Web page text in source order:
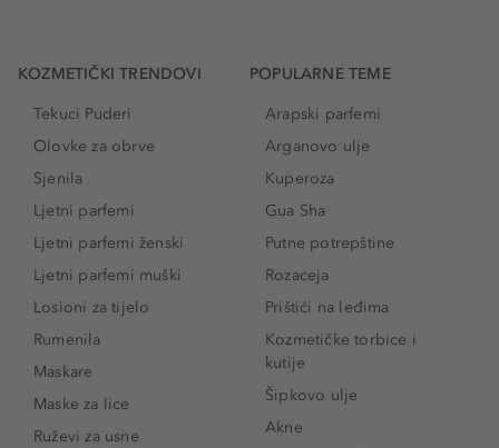
KOZMETIČKI TRENDOVI
Tekuci Puderi
Olovke za obrve
Sjenila
Ljetni parfemi
Ljetni parfemi ženski
Ljetni parfemi muški
Losioni za tijelo
Rumenila
Maskare
Maske za lice
Ruževi za usne
POPULARNE TEME
Arapski parfemi
Arganovo ulje
Kuperoza
Gua Sha
Putne potrepštine
Rozaceja
Prištići na leđima
Kozmetičke torbice i
kutije
Šipkovo ulje
Akne